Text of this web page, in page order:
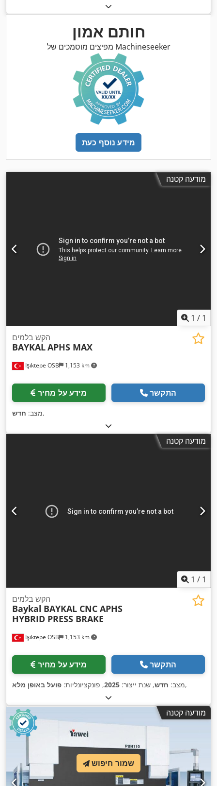
בין הסטנדים:2,650 מ"מ ,
חותם אמון
מפיצים מוסמכים של Machineseeker
מידע נוסף כעת
מודעה קטנה
1 / 1
Işıktepe OSB 1,153 km
הקש בלמים
BAYKALAPHS MAX
מידע על מחיר התקשר
מצב: חדש ,
מודעה קטנה
1 / 1
Işıktepe OSB 1,153 km
הקש בלמים
Baykal BAYKAL CNC APHS
HYBRID PRESS BRAKE
מידע על מחיר התקשר
מצב: חדש, שנת ייצור: 2025, פונקציונליות: פועל באופן מלא ,
מודעה קטנה
שמור חיפוש